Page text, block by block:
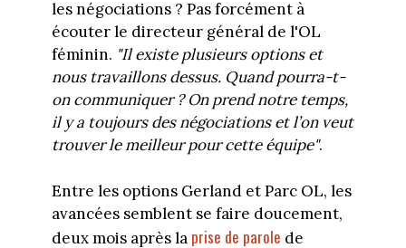
les négociations ? Pas forcément à
écouter le directeur général de l'OL
féminin. "Il existe plusieurs options et
nous travaillons dessus. Quand pourra-t-
on communiquer ? On prend notre temps,
il y a toujours des négociations et l’on veut
trouver le meilleur pour cette équipe".
Entre les options Gerland et Parc OL, les
avancées semblent se faire doucement,
deux mois après la prise de parole de